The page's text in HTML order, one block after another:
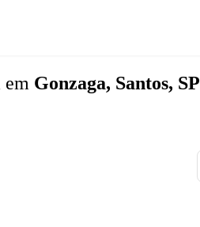
em Gonzaga, Santos, SP